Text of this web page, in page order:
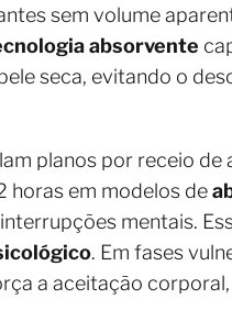
sem volume
absorvente
seca, evitando o
planos por receio de
horas em modelos de
mentais.
. Em fases
a aceitação